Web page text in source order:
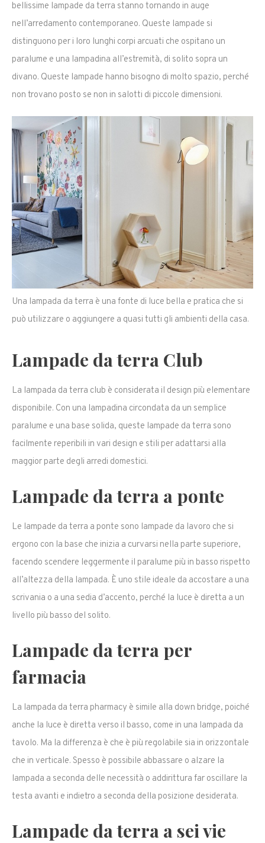
bellissime lampade da terra stanno tornando in auge
nell’arredamento contemporaneo. Queste lampade si
distinguono per i loro lunghi corpi arcuati che ospitano un
paralume e una lampadina all’estremità, di solito sopra un
divano. Queste lampade hanno bisogno di molto spazio, perché
non trovano posto se non in salotti di piccole dimensioni.
Una lampada da terra è una fonte di luce bella e pratica che si
può utilizzare o aggiungere a quasi tutti gli ambienti della casa.
Lampade da terra Club
La lampada da terra club è considerata il design più elementare
disponibile. Con una lampadina circondata da un semplice
paralume e una base solida, queste lampade da terra sono
facilmente reperibili in vari design e stili per adattarsi alla
maggior parte degli arredi domestici.
Lampade da terra a ponte
Le lampade da terra a ponte sono lampade da lavoro che si
ergono con la base che inizia a curvarsi nella parte superiore,
facendo scendere leggermente il paralume più in basso rispetto
all’altezza della lampada. È uno stile ideale da accostare a una
scrivania o a una sedia d’accento, perché la luce è diretta a un
livello più basso del solito.
Lampade da terra per
farmacia
La lampada da terra pharmacy è simile alla down bridge, poiché
anche la luce è diretta verso il basso, come in una lampada da
tavolo. Ma la differenza è che è più regolabile sia in orizzontale
che in verticale. Spesso è possibile abbassare o alzare la
lampada a seconda delle necessità o addirittura far oscillare la
testa avanti e indietro a seconda della posizione desiderata.
Lampade da terra a sei vie